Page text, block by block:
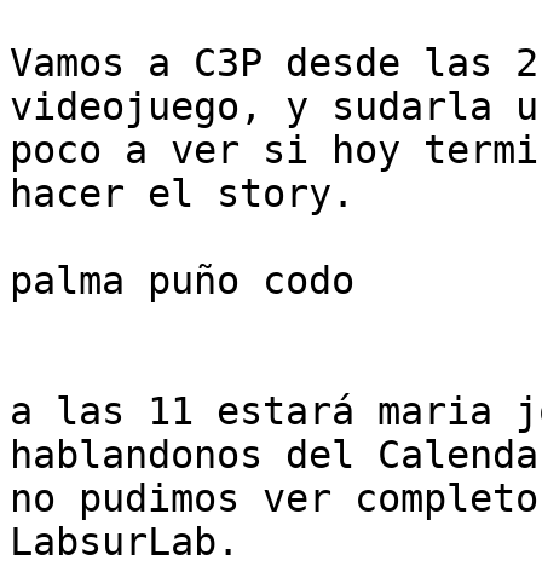
Vamos a C3P desde
videojuego, y sudarla
poco a ver si hoy
hacer el story.
palma puño codo
a las 11 estará maria
hablandonos del
no pudimos ver
LabsurLab.